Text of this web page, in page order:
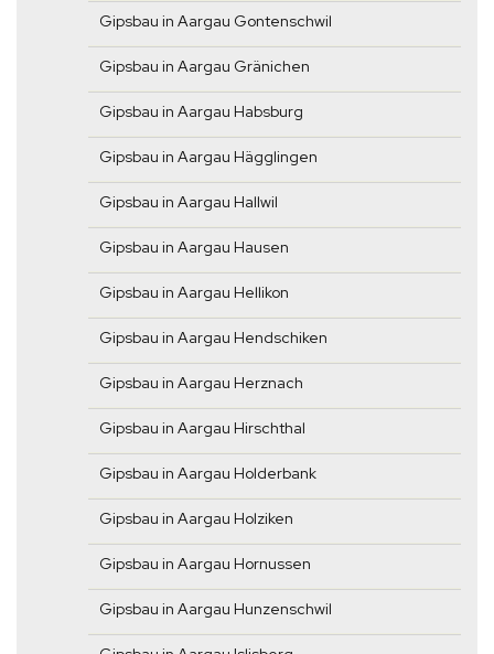
Gipsbau in Aargau Gontenschwil
Gipsbau in Aargau Gränichen
Gipsbau in Aargau Habsburg
Gipsbau in Aargau Hägglingen
Gipsbau in Aargau Hallwil
Gipsbau in Aargau Hausen
Gipsbau in Aargau Hellikon
Gipsbau in Aargau Hendschiken
Gipsbau in Aargau Herznach
Gipsbau in Aargau Hirschthal
Gipsbau in Aargau Holderbank
Gipsbau in Aargau Holziken
Gipsbau in Aargau Hornussen
Gipsbau in Aargau Hunzenschwil